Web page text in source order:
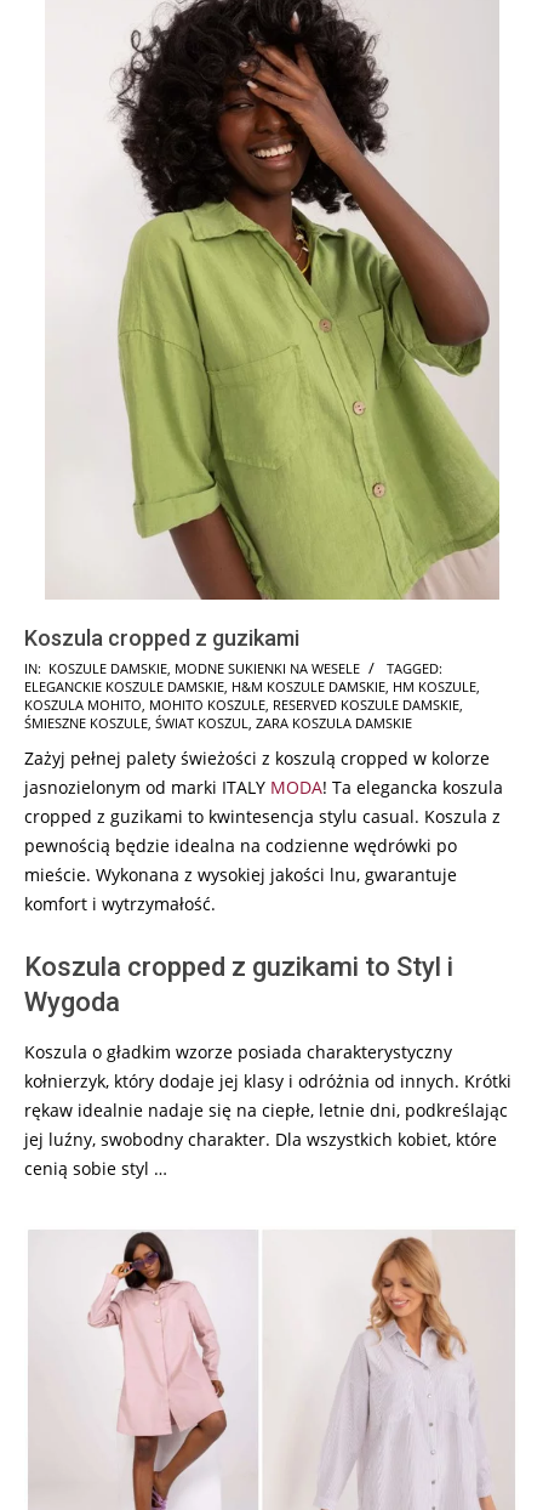
Koszula cropped z guzikami
2024-
06-
19
IN: KOSZULE DAMSKIE MODNE SUKIENKI NA WESELE
TAGGED:
ELEGANCKIE KOSZULE DAMSKIE H&M KOSZULE DAMSKIE HM KOSZULE
KOSZULA MOHITO MOHITO KOSZULE RESERVED KOSZULE DAMSKIE
ŚMIESZNE KOSZULE ŚWIAT KOSZUL ZARA KOSZULA DAMSKIE
Zażyj pełnej palety świeżości z koszulą cropped w kolorze
jasnozielonym od marki ITALY MODA! Ta elegancka koszula
cropped z guzikami to kwintesencja stylu casual. Koszula z
pewnością będzie idealna na codzienne wędrówki po
mieście. Wykonana z wysokiej jakości lnu, gwarantuje
komfort i wytrzymałość.
Koszula cropped z guzikami to Styl i
Wygoda
Koszula o gładkim wzorze posiada charakterystyczny
kołnierzyk, który dodaje jej klasy i odróżnia od innych. Krótki
rękaw idealnie nadaje się na ciepłe, letnie dni, podkreślając
jej luźny, swobodny charakter. Dla wszystkich kobiet, które
cenią sobie styl …